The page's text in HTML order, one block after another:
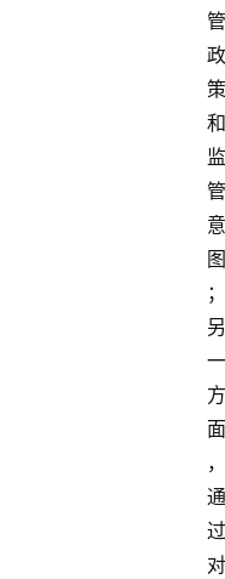
管
政
策
和
监
管
意
图
；
另
一
方
面
，
通
过
对